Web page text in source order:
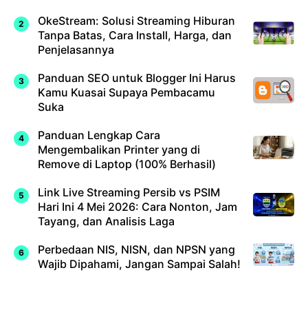
OkeStream: Solusi Streaming Hiburan
Tanpa Batas, Cara Install, Harga, dan
Penjelasannya
Panduan SEO untuk Blogger Ini Harus
Kamu Kuasai Supaya Pembacamu
Suka
Panduan Lengkap Cara
Mengembalikan Printer yang di
Remove di Laptop (100% Berhasil)
Link Live Streaming Persib vs PSIM
Hari Ini 4 Mei 2026: Cara Nonton, Jam
Tayang, dan Analisis Laga
Perbedaan NIS, NISN, dan NPSN yang
Wajib Dipahami, Jangan Sampai Salah!